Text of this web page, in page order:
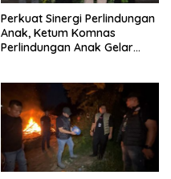
Perkuat Sinergi Perlindungan
Anak, Ketum Komnas
Perlindungan Anak Gelar